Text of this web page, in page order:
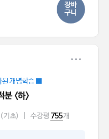
장바
구니
된 개념학습 ■
분 <하>
기초) 수강평 755개